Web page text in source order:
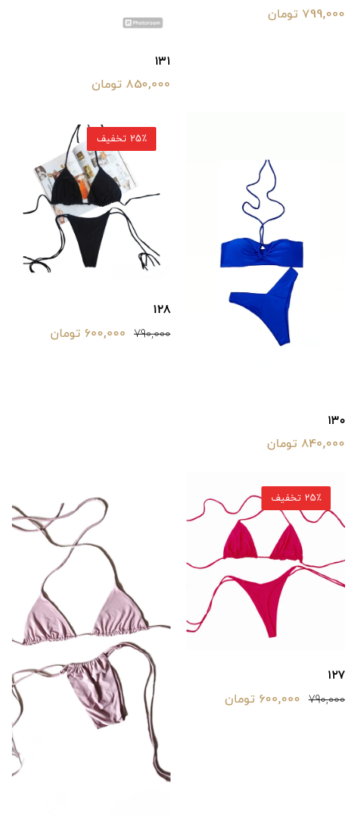
799,000 تومان
۱۳۱
850,000 تومان
۱۳۰
840,000 تومان
۱۲۸
790,000 600,000 تومان
25٪ تخفیف
۱۲۷
790,000 600,000 تومان
25٪ تخفیف